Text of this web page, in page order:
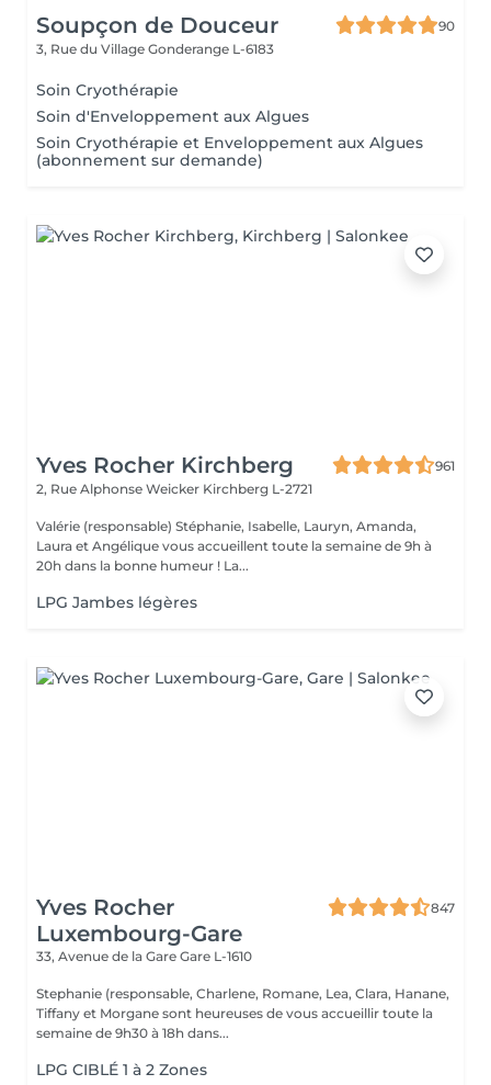
Soupçon de Douceur
90
3, Rue du Village Gonderange L-6183
Soin Cryothérapie
Soin d'Enveloppement aux Algues
Soin Cryothérapie et Enveloppement aux Algues
(abonnement sur demande)
Yves Rocher Kirchberg
961
2, Rue Alphonse Weicker Kirchberg L-2721
Valérie (responsable) Stéphanie, Isabelle, Lauryn, Amanda,
Laura et Angélique vous accueillent toute la semaine de 9h à
20h dans la bonne humeur ! La...
LPG Jambes légères
Yves Rocher
Luxembourg-Gare
847
33, Avenue de la Gare Gare L-1610
Stephanie (responsable, Charlene, Romane, Lea, Clara, Hanane,
Tiffany et Morgane sont heureuses de vous accueillir toute la
semaine de 9h30 à 18h dans...
LPG CIBLÉ 1 à 2 Zones